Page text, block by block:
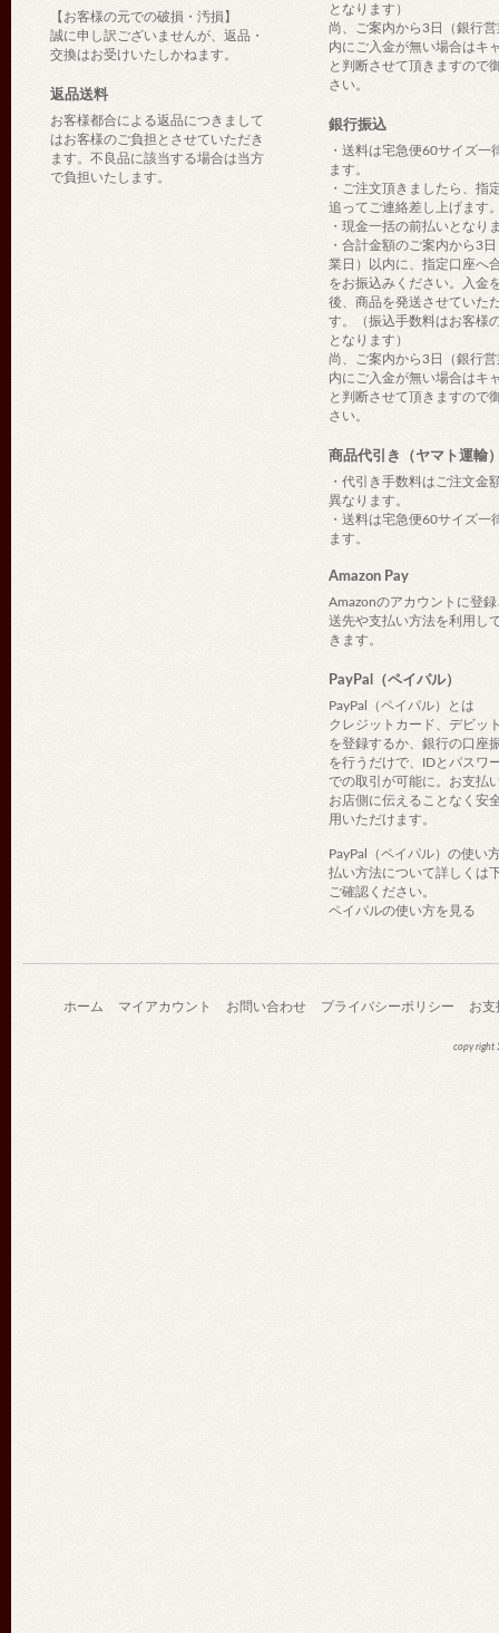
【お客様の元での破損・汚損】
誠に申し訳ございませんが、返品・
交換はお受けいたしかねます。
返品送料
お客様都合による返品につきまして
はお客様のご負担とさせていただき
ます。不良品に該当する場合は当方
で負担いたします。
となります）
尚、ご案内から3日（銀行
内にご入金が無い場合はキ
と判断させて頂きますので
さい。
銀行振込
・送料は宅急便60サイズ一
ます。
・ご注文頂きましたら、指
追ってご連絡差し上げます
・現金一括の前払いとなり
・合計金額のご案内から3
業日）以内に、指定口座へ
をお振込みください。入金
後、商品を発送させていた
す。（振込手数料はお客様
となります）
尚、ご案内から3日（銀行
内にご入金が無い場合はキ
と判断させて頂きますので
さい。
商品代引き（ヤマト運輸
・代引き手数料はご注文金
異なります。
・送料は宅急便60サイズ一
ます。
Amazon Pay
Amazonのアカウントに登
送先や支払い方法を利用し
きます。
PayPal（ペイパル）
PayPal（ペイパル）とは
クレジットカード、デビッ
を登録するか、銀行の口座
を行うだけで、IDとパスワ
での取引が可能に。お支払
お店側に伝えることなく安
用いただけます。
PayPal（ペイパル）の使い
払い方法について詳しくは
ご確認ください。
ペイパルの使い方を見る
ホーム マイアカウント お問い合わせ プライバシーポリシー お支
copy right